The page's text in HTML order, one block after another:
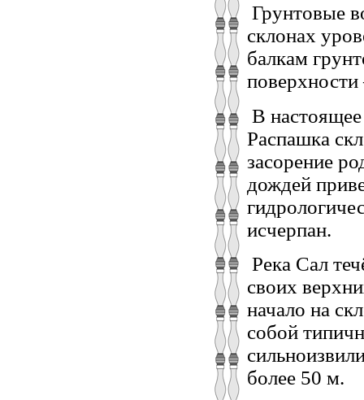
Грунтовые
склонах
балкам
В
Распашка
засорение
дождей
исчерпан.
Река Сал
своих
начало на
собой
более 50 м.